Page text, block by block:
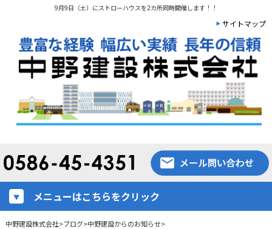
9月9日（土）にストローハウスを2カ所同時開催します！！
サイトマップ
メニューはこちらをクリック
中野建設株式会社>ブログ>中野建設からのお知らせ>